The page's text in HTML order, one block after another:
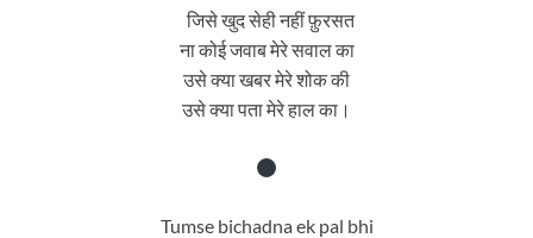
जिसे खुद सेही नहीं फ़ुरसत
ना कोई जवाब मेरे सवाल का
उसे क्या खबर मेरे शोक की
उसे क्या पता मेरे हाल का।
Tumse bichadna ek pal bhi